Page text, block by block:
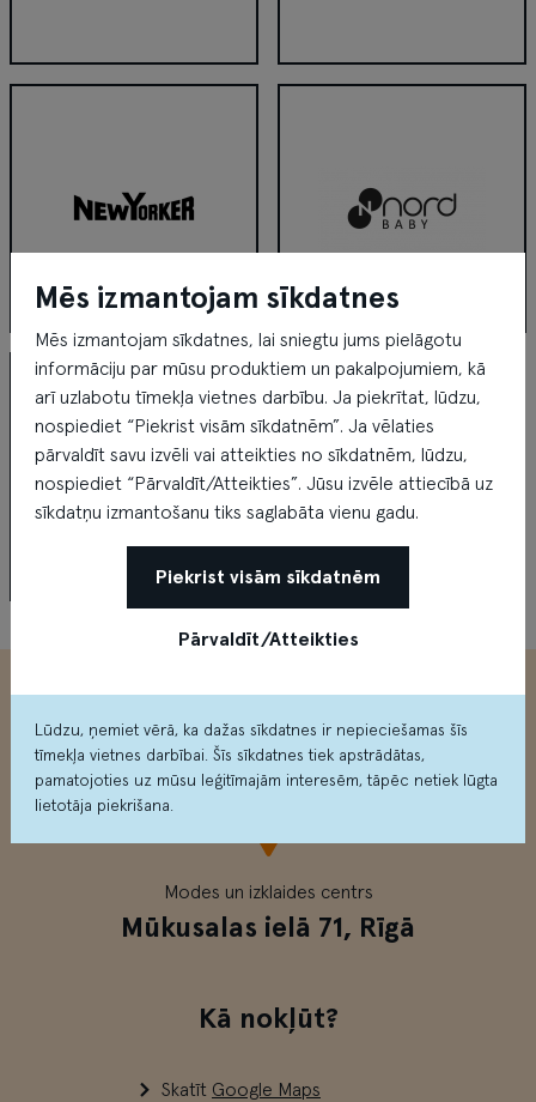
NewYorker Nordbaby
Modes un izklaides centrs
Mūkusalas ielā 71, Rīgā
Kā nokļūt?
Skatīt Google Maps
Mēs izmantojam sīkdatnes
Mēs izmantojam sīkdatnes, lai sniegtu jums pielāgotu
informāciju par mūsu produktiem un pakalpojumiem, kā
arī uzlabotu tīmekļa vietnes darbību. Ja piekrītat, lūdzu,
nospiediet “Piekrist visām sīkdatnēm”. Ja vēlaties
pārvaldīt savu izvēli vai atteikties no sīkdatnēm, lūdzu,
nospiediet “Pārvaldīt/Atteikties”. Jūsu izvēle attiecībā uz
sīkdatņu izmantošanu tiks saglabāta vienu gadu.
Piekrist visām sīkdatnēm
Pārvaldīt/Atteikties
Lūdzu, ņemiet vērā, ka dažas sīkdatnes ir nepieciešamas šīs
tīmekļa vietnes darbībai. Šīs sīkdatnes tiek apstrādātas,
pamatojoties uz mūsu leģitīmajām interesēm, tāpēc netiek lūgta
lietotāja piekrišana.